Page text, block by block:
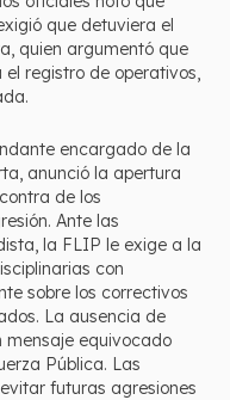
que detuviera el
quien argumentó que
registro de operativos,
encargado de la
anunció la apertura
de los
Ante las
la FLIP le exige a la
con
sobre los correctivos
La ausencia de
mensaje equivocado
Pública. Las
futuras agresiones